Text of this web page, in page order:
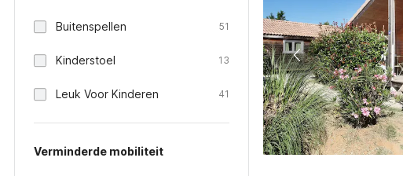
Buitenspellen 51
Kinderstoel 13
Leuk Voor Kinderen 41
Verminderde mobiliteit